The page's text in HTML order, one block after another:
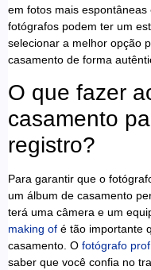
em fotos mais
fotógrafos podem ter um
selecionar a melhor opção
casamento de forma
O que fazer
casamento
registro?
Para garantir que o
um álbum de casamento
terá uma câmera e um
making of é tão importante
casamento. O fotógrafo
saber que você confia no